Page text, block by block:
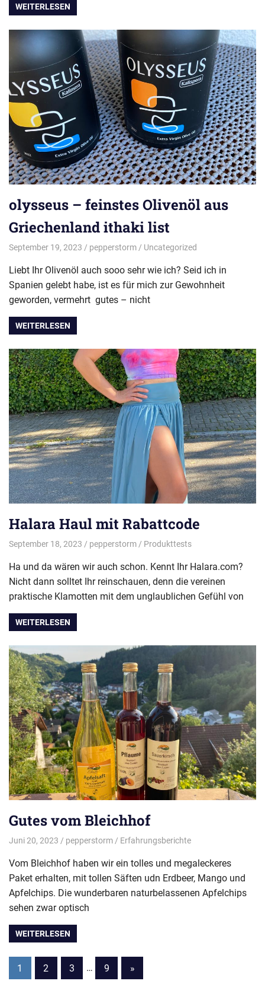
WEITERLESEN
olysseus – feinstes Olivenöl aus
Griechenland ithaki list
September 19, 2023 pepperstorm Uncategorized
Liebt Ihr Olivenöl auch sooo sehr wie ich? Seid ich in
Spanien gelebt habe, ist es für mich zur Gewohnheit
geworden, vermehrt gutes – nicht
WEITERLESEN
Halara Haul mit Rabattcode
September 18, 2023 pepperstorm Produkttests
Ha und da wären wir auch schon. Kennt Ihr Halara.com?
Nicht dann solltet Ihr reinschauen, denn die vereinen
praktische Klamotten mit dem unglaublichen Gefühl von
WEITERLESEN
Gutes vom Bleichhof
Juni 20, 2023 pepperstorm Erfahrungsberichte
Vom Bleichhof haben wir ein tolles und megaleckeres
Paket erhalten, mit tollen Säften udn Erdbeer, Mango und
Apfelchips. Die wunderbaren naturbelassenen Apfelchips
sehen zwar optisch
WEITERLESEN
Seitennummerierung
1 2 3 … 9
Nächste
»